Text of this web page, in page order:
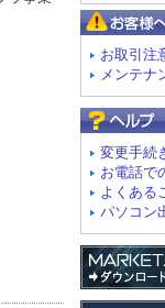
お取引注
メンテナ
変更手続
お電話で
よくある
パソコン